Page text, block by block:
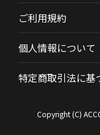
ご利用規約
個人情報について
特定商取引法に基
Copyright (C)